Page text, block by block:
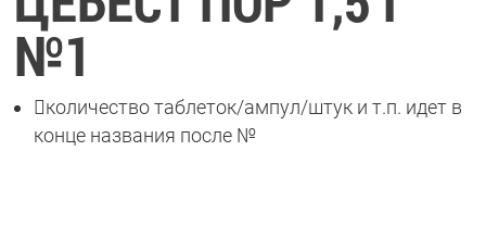
№1
количество таблеток/ампул/штук и т.п. идет в
конце названия после №